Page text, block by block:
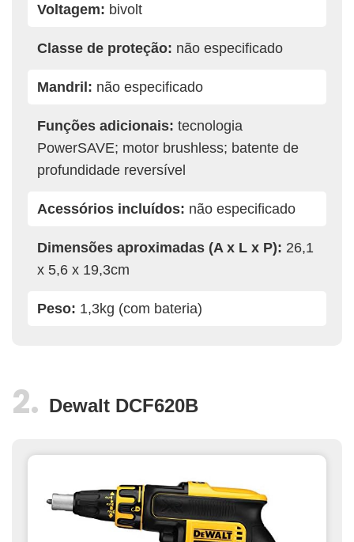
Voltagem: bivolt
Classe de proteção: não especificado
Mandril: não especificado
Funções adicionais: tecnologia
PowerSAVE; motor brushless; batente de
profundidade reversível
Acessórios incluídos: não especificado
Dimensões aproximadas (A x L x P): 26,1
x 5,6 x 19,3cm
Peso: 1,3kg (com bateria)
Dewalt DCF620B